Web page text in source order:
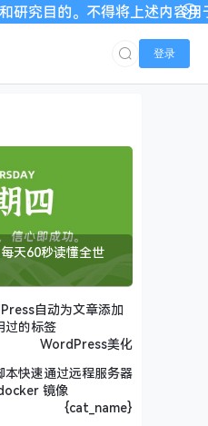
得将上述内容用于商业或
登录
天60秒读懂全世
自动为文章添加
过的标签
WordPress美化
本快速通过远程服务器
镜像
{cat_name}